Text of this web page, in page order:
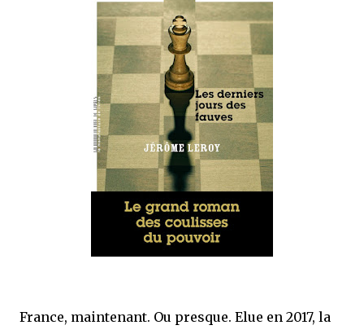
que Thomas connaissait et appréciait Olivier. Marlowe découvre une ville qu’il
ne connaissait pas, habitée par la méfiance, la peur et le rigorisme de la Ligue,
une ville pleine de mystères et de vieilles rancœurs. La Dame d...
France, maintenant. Ou presque. Elue en 2017, la